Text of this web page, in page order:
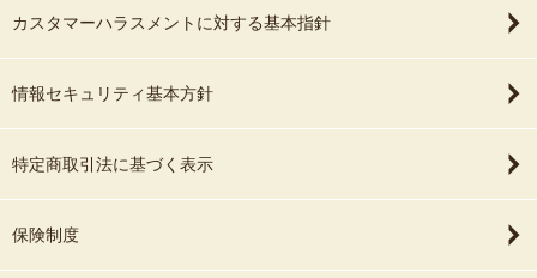
カスタマーハラスメントに対する基本指針
情報セキュリティ基本方針
特定商取引法に基づく表示
保険制度